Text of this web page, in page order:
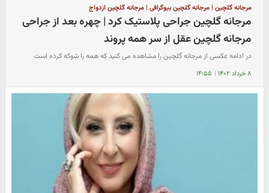
مرجانه گلچین | مرجانه گلچین بیوگرافی | مرجانه گلچین ازدواج
مرجانه گلچین جراحی پلاستیک کرد | چهره بعد از جراحی
مرجانه گلچین عقل از سر همه پروند
در ادامه عکسی از مرجانه گلچین را مشاهده می کنید که همه را شوکه کرده است
۸ خرداد ۱۴۰۲ | ۱۴:۵۵